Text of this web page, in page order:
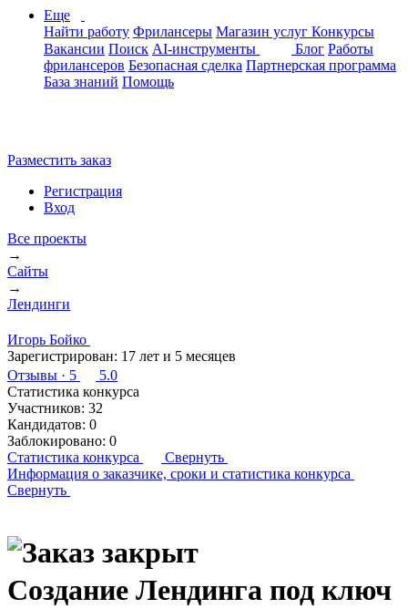
Еще
Найти работу Фрилансеры Магазин услуг Конкурсы
Вакансии Поиск AI-инструменты Блог Работы
фрилансеров Безопасная сделка Партнерская программа
База знаний Помощь
Разместить заказ
Регистрация
Вход
Все проекты
→
Сайты
→
Лендинги
Игорь Бойко
Зарегистрирован: 17 лет и 5 месяцев
Отзывы · 5
5.0
Статистика конкурса
Участников: 32
Кандидатов: 0
Заблокировано: 0
Статистика конкурса
Свернуть
Информация о заказчике, сроки и статистика конкурса
Свернуть
Создание Лендинга под ключ